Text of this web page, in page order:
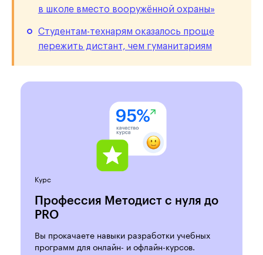
в школе вместо вооружённой охраны»
Студентам-технарям оказалось проще
пережить дистант, чем гуманитариям
Курс
Профессия Методист с нуля до
PRO
Вы прокачаете навыки разработки учебных
программ для онлайн- и офлайн-курсов.